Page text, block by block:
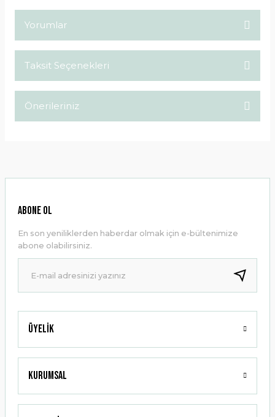
Yorumlar
Taksit Seçenekleri
Önerileriniz
Ürün resmi kalitesiz, bozuk veya görüntülenemiyor.
Ürün bilgilerinde hatalar bulunuyor.
Ürün fiyatı diğer sitelerden daha pahalı.
Bu ürüne benzer farklı alternatifler olmalı.
Gönder
Üyelik
Kurumsal
ABONE OL
En son yeniliklerden haberdar olmak için e-bültenimize
abone olabilirsiniz.